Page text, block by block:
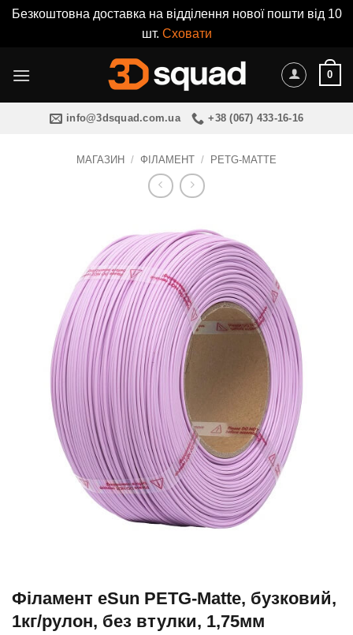
Безкоштовна доставка на відділення нової пошти від 10
шт. Сховати
0
info@3dsquad.com.ua +38 (067) 433-16-16
МАГАЗИН / ФІЛАМЕНТ / PETG-MATTE
Філамент eSun PETG-Matte, бузковий,
1кг/рулон, без втулки, 1,75мм